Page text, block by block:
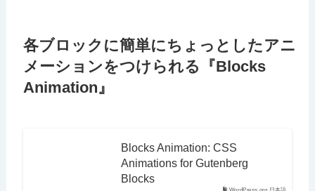
各ブロックに簡単にちょっとしたアニ
メーションをつけられる『Blocks
Animation』
Blocks Animation: CSS
Animations for Gutenberg
Blocks